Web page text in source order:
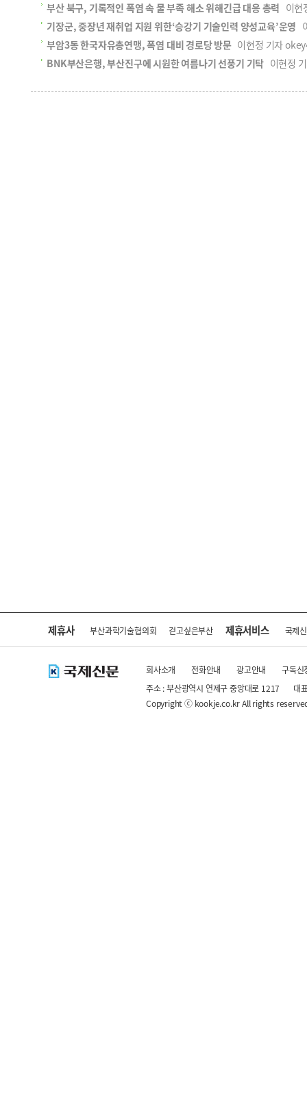
부산 북구, 기록적인 폭염 속 물 부족 해소 위해긴급 대응 총력 이
기장군, 중장년 재취업 지원 위한‘승강기 기술인력 양성교육’운영
부암3동 한국자유총연맹, 폭염 대비 경로당 방문 이현정 기자
BNK부산은행, 부산진구에 시원한 여름나기 선풍기 기탁 이현정
제휴사 부산과학기술협의회 걷고싶은부산 제휴서비스 국제
회사소개 전화안내 광고안내
구독신
주소 : 부산광역시 연제구 중앙대로 1217
대
Copyright ⓒ kookje.co.kr All rights